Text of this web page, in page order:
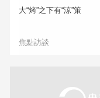
大“烤”之下有“涼”策
焦點訪談